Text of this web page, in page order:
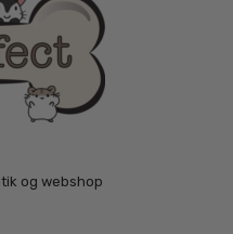
og webshop